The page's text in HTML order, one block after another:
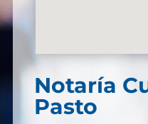
Notaría
Pasto